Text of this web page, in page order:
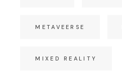
METAVEERSE
MIXED REALITY